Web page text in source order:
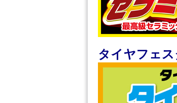
タイヤフェ